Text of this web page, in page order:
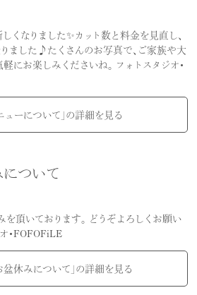
くなりました✨カット数と料金を見直し、
ました♪たくさんのお写真で、ご家族や大
にお楽しみくださいね。 フォトスタジオ・
ューについて」の詳細を見る
ついて
頂いております。 どうぞよろしくお願い
・FOFOFiLE
盆休みについて」の詳細を見る